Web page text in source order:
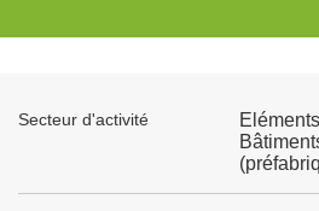
Secteur d'activité